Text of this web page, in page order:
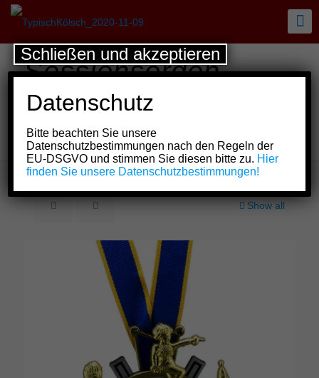
Sessionsorden
Bürgergarde „blau-
gold“ von 1904 e.V.
Köln
Show all
Datenschutz
Bitte beachten Sie unsere
Datenschutzbestimmungen nach den Regeln der
EU-DSGVO und stimmen Sie diesen bitte zu. Hier
finden Sie unsere Datenschutzbestimmungen!
Schließen und akzeptieren